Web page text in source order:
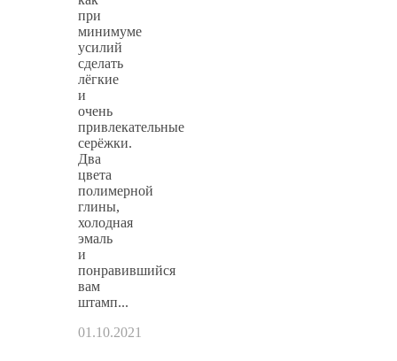
при
минимуме
усилий
сделать
лёгкие
и
очень
привлекательные
серёжки.
Два
цвета
полимерной
глины,
холодная
эмаль
и
понравившийся
вам
штамп...
01.10.2021